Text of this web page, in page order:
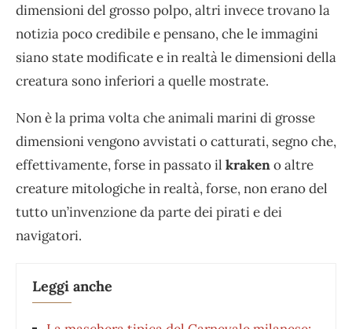
dimensioni del grosso polpo, altri invece trovano la
notizia poco credibile e pensano, che le immagini
siano state modificate e in realtà le dimensioni della
creatura sono inferiori a quelle mostrate.
Non è la prima volta che animali marini di grosse
dimensioni vengono avvistati o catturati, segno che,
effettivamente, forse in passato il krakeno altre
creature mitologiche in realtà, forse, non erano del
tutto un’invenzione da parte dei pirati e dei
navigatori.
Leggi anche